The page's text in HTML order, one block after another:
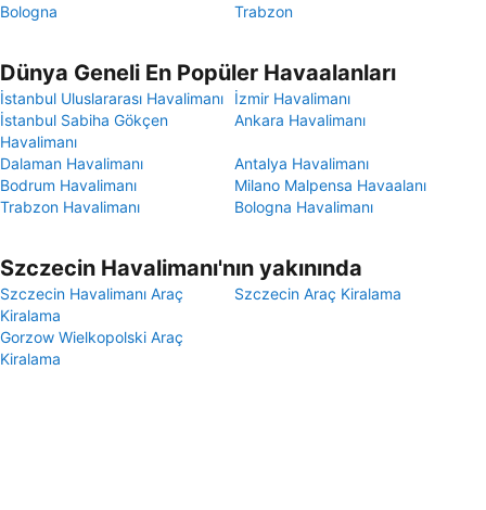
Bologna
Trabzon
Dünya Geneli En Popüler Havaalanları
İstanbul Uluslararası Havalimanı
İzmir Havalimanı
İstanbul Sabiha Gökçen
Havalimanı
Ankara Havalimanı
Dalaman Havalimanı
Antalya Havalimanı
Bodrum Havalimanı
Milano Malpensa Havaalanı
Trabzon Havalimanı
Bologna Havalimanı
Szczecin Havalimanı'nın yakınında
Szczecin Havalimanı Araç
Kiralama
Szczecin Araç Kiralama
Gorzow Wielkopolski Araç
Kiralama